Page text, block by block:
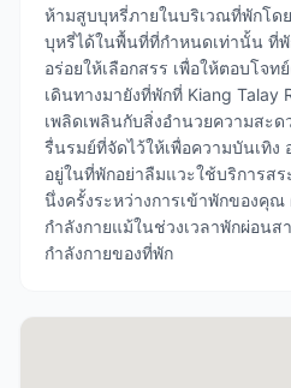
ห้ามสูบบุหรี่ภายในบริเวณที่พักโด
บุหรี่ได้ในพื้นที่ที่กำหนดเท่านั้น ที่
อร่อยให้เลือกสรร เพื่อให้ตอบโจ
เดินทางมายังที่พักที่ Kiang Talay
เพลิดเพลินกับสิ่งอำนวยความสะ
รื่นรมย์ที่จัดไว้ให้เพื่อความบันเทิ
อยู่ในที่พักอย่าลืมแวะใช้บริการส
นึ่งครั้งระหว่างการเข้าพักของคุ
กำลังกายแม้ในช่วงเวลาพักผ่อน
กำลังกายของที่พัก